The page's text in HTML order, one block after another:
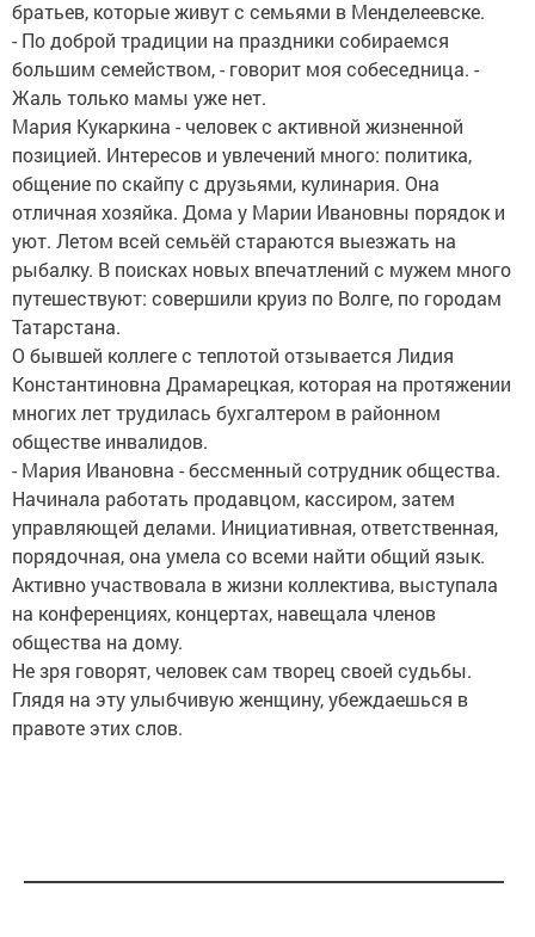
братьев, которые живут с семьями в Менделеевске.
- По доброй традиции на праздники собираемся
большим семейством, - говорит моя собеседница. -
Жаль только мамы уже нет.
Мария Кукаркина - человек с активной жизненной
позицией. Интересов и увлечений много: политика,
общение по скайпу с друзьями, кулинария. Она
отличная хозяйка. Дома у Марии Ивановны порядок и
уют. Летом всей семьёй стараются выезжать на
рыбалку. В поисках новых впечатлений с мужем много
путешествуют: совершили круиз по Волге, по городам
Татарстана.
О бывшей коллеге с теплотой отзывается Лидия
Константиновна Драмарецкая, которая на протяжении
многих лет трудилась бухгалтером в районном
обществе инвалидов.
- Мария Ивановна - бессменный сотрудник общества.
Начинала работать продавцом, кассиром, затем
управляющей делами. Инициативная, ответственная,
порядочная, она умела со всеми найти общий язык.
Активно участвовала в жизни коллектива, выступала
на конференциях, концертах, навещала членов
общества на дому.
Не зря говорят, человек сам творец своей судьбы.
Глядя на эту улыбчивую женщину, убеждаешься в
правоте этих слов.